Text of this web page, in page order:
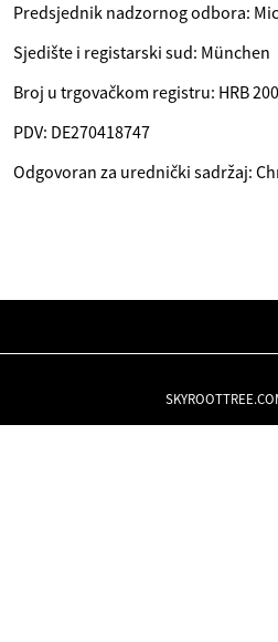
Predsjednik nadzornog odbora:
Sjedište i registarski sud: München
Broj u trgovačkom registru: HRB
PDV: DE270418747
Odgovoran za urednički sadržaj: